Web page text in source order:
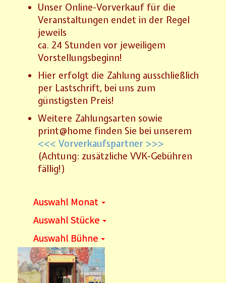
Unser Online-Vorverkauf für die
Veranstaltungen endet in der Regel
jeweils
ca. 24 Stunden vor jeweiligem
Vorstellungsbeginn!
Hier erfolgt die Zahlung ausschließlich
per Lastschrift, bei uns zum
günstigsten Preis!
Weitere Zahlungsarten sowie
print@home finden Sie bei unserem
<<< Vorverkaufspartner >>>
(Achtung: zusätzliche VVK-Gebühren
fällig!)
Auswahl Monat
Auswahl Stücke
Auswahl Bühne